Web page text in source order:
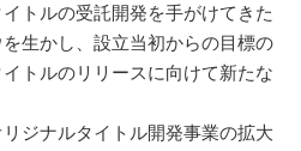
トルの受託開発を手がけてきた
生かし、設立当初からの目標の
トルのリリースに向けて新たな
ジナルタイトル開発事業の拡大